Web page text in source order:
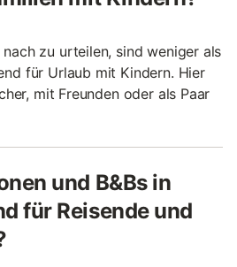
zu urteilen, sind weniger als
für Urlaub mit Kindern. Hier
mit Freunden oder als Paar
und B&Bs in
für Reisende und